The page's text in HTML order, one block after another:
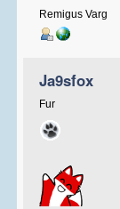
Remigus Varg
Ja9sfox
Fur